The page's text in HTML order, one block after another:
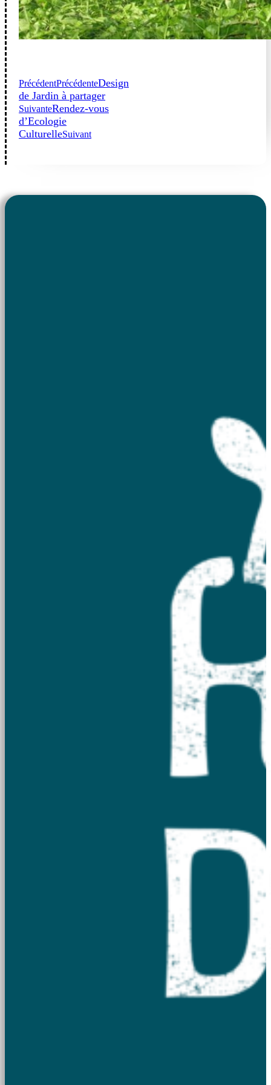
PrécédentPrécédenteDesign
de Jardin à partager
SuivanteRendez-vous
d’Ecologie
CulturelleSuivant